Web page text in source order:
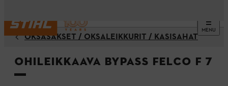
MENU
OKSASAKSET / OKSALEIKKURIT / KÄSISAHAT
Ohileikkaava Bypass FELCO F 7